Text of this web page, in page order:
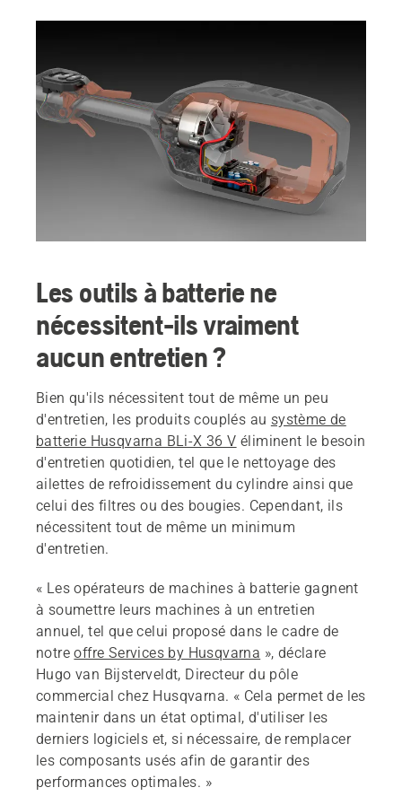
Les outils à batterie ne
nécessitent-ils vraiment
aucun entretien ?
Bien qu'ils nécessitent tout de même un peu
d'entretien, les produits couplés au système de
batterie Husqvarna BLi-X 36 V éliminent le besoin
d'entretien quotidien, tel que le nettoyage des
ailettes de refroidissement du cylindre ainsi que
celui des filtres ou des bougies. Cependant, ils
nécessitent tout de même un minimum
d'entretien.
« Les opérateurs de machines à batterie gagnent
à soumettre leurs machines à un entretien
annuel, tel que celui proposé dans le cadre de
notreoffre Services by Husqvarna », déclare
Hugo van Bijsterveldt, Directeur du pôle
commercial chez Husqvarna. « Cela permet de les
maintenir dans un état optimal, d'utiliser les
derniers logiciels et, si nécessaire, de remplacer
les composants usés afin de garantir des
performances optimales. »